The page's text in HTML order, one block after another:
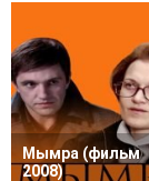
Мымра (фильм
2008)